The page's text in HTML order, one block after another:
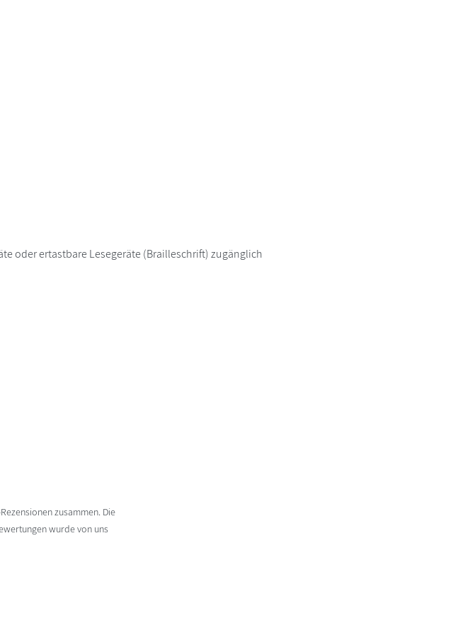
oder ertastbare Lesegeräte (Brailleschrift) zugänglich
zusammen. Die
wurde von uns